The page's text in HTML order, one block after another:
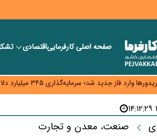
صفحه اصلیکارفرماییاقتصادی
نگران ارز باقی‌مانده نباشند؛ خرید دینار در بانک‌ها
وارد فاز جدید شد؛ سرمایه‌گذاری ۳۴۵ میلیارد دلاری اوراسیا تا ۲۰۳۵
اینترنت در ایران؛ مصرف‌کننده بیشتر می‌پردازد، شبکه
سرمایه در گردش بدون خلق نقدینگی؛ نقش جدید
بانک رفاه وارد میدان شد
صنعت، معدن و تجارت